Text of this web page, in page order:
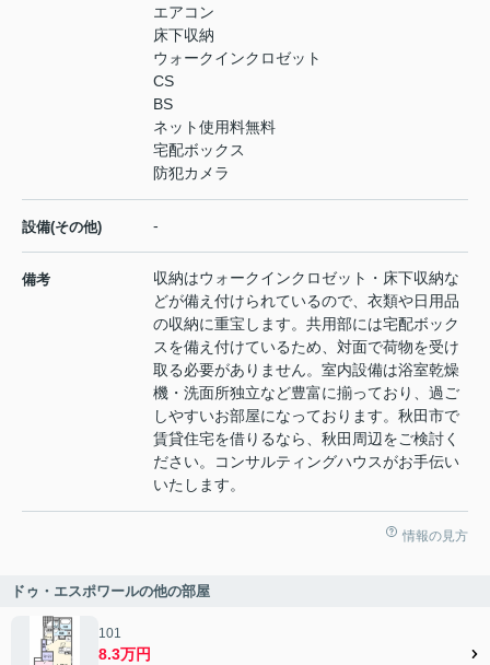
エアコン
床下収納
ウォークインクロゼット
CS
BS
ネット使用料無料
宅配ボックス
防犯カメラ
設備(その他) -
備考
収納はウォークインクロゼット・床下収納な
どが備え付けられているので、衣類や日用品
の収納に重宝します。共用部には宅配ボック
スを備え付けているため、対面で荷物を受け
取る必要がありません。室内設備は浴室乾燥
機・洗面所独立など豊富に揃っており、過ご
しやすいお部屋になっております。秋田市で
賃貸住宅を借りるなら、秋田周辺をご検討く
ださい。コンサルティングハウスがお手伝い
いたします。
情報の見方
ドゥ・エスポワールの他の部屋
101
8.3万円